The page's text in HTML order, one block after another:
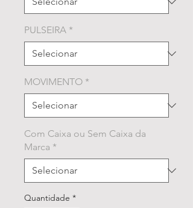
PULSEIRA *
MOVIMENTO *
Com Caixa ou Sem Caixa da
Marca *
Quantidade *